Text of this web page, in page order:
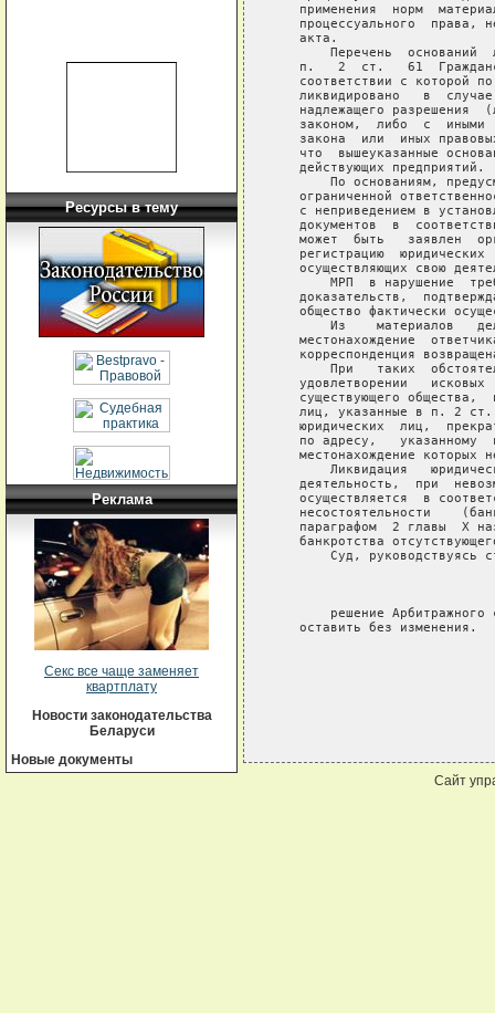
Ресурсы в тему
Реклама
Секс все чаще заменяет
квартплату
Новости законодательства
Беларуси
Новые документы
применения  норм
процессуального  права,
   акта.
Перечень  оснований
п.   2  ст.   61
соответствии с которой
ликвидировано   в
надлежащего разрешения
законом,  либо  с  иными
закона  или  иных
что  вышеуказанные
   действующих предприятий.
По основаниям,
ограниченной
с неприведением в
документов  в
может  быть   заявлен
регистрацию  юридических
осуществляющих свою
МРП  в нарушение
доказательств,
общество фактически
Из    материалов
местонахождение
корреспонденция
При   таких
удовлетворении   исковых
существующего общества,
лиц, указанные в п. 2
юридических  лиц,
по адресу,   указанному
местонахождение которых
Ликвидация
деятельность,  при
осуществляется  в
несостоятельности
параграфом  2 главы  Х
банкротства
Суд, руководствуясь
решение Арбитражного
   оставить без изменения.
Сайт